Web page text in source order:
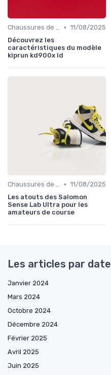
Chaussures de Sport • 11/08/2025
Découvrez les
caractéristiques du modèle
kiprun kd900x ld
Chaussures de Sport • 11/08/2025
Les atouts des Salomon
Sense Lab Ultra pour les
amateurs de course
Les articles par date
Janvier 2024
Mars 2024
Octobre 2024
Décembre 2024
Février 2025
Avril 2025
Juin 2025